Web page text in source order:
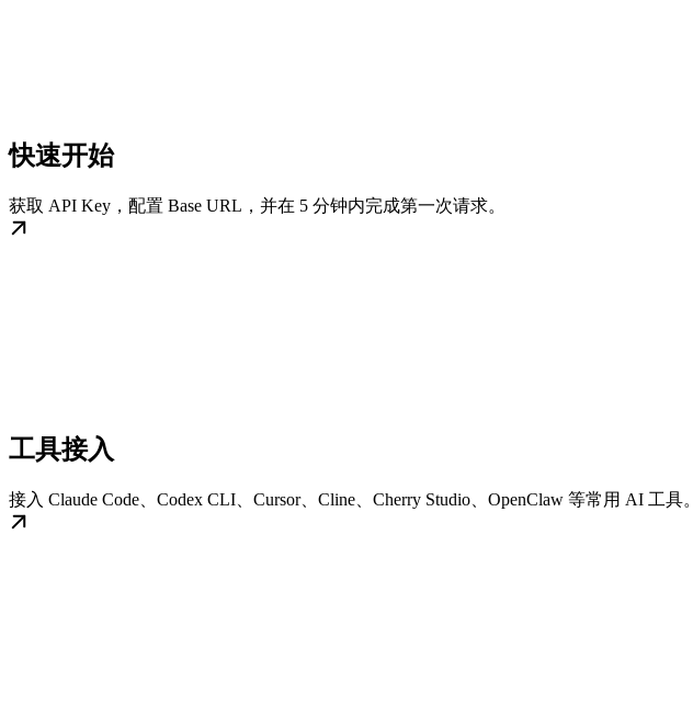
快速开始
获取 API Key，配置 Base URL，并在 5 分钟内完成第一次请求。
工具接入
接入 Claude Code、Codex CLI、Cursor、Cline、Cherry Studio、OpenClaw 等常用 AI 工具。